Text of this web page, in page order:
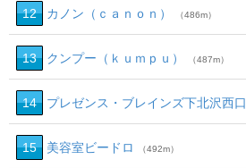
12 カノン（ｃａｎｏｎ） （486m）
13 クンプー（ｋｕｍｐｕ） （487m）
14 プレゼンス・ブレインズ下北沢西口
15 美容室ビードロ （492m）